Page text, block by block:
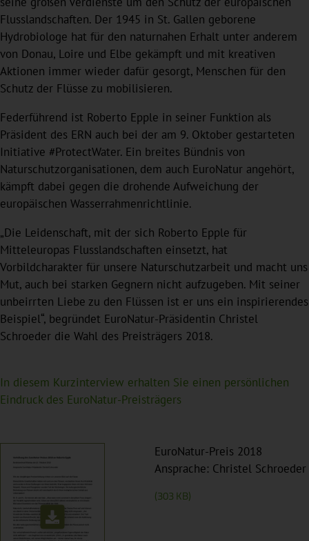
Flusslandschaften. Der 1945 in St. Gallen geborene
Hydrobiologe hat für den naturnahen Erhalt unter anderem
von Donau, Loire und Elbe gekämpft und mit kreativen
Aktionen immer wieder dafür gesorgt, Menschen für den
Schutz der Flüsse zu mobilisieren.
Federführend ist Roberto Epple in seiner Funktion als
Präsident des ERN auch bei der am 9. Oktober gestarteten
Initiative #ProtectWater. Ein breites Bündnis von
Naturschutzorganisationen, dem auch EuroNatur angehört,
kämpft dabei gegen die drohende Aufweichung der
europäischen Wasserrahmenrichtlinie.
„Die Leidenschaft, mit der sich Roberto Epple für
Mitteleuropas Flusslandschaften einsetzt, hat
Vorbildcharakter für unsere Naturschutzarbeit und macht uns
Mut, auch bei starken Gegnern nicht aufzugeben. Mit seiner
unbeirrten Liebe zu den Flüssen ist er uns ein inspirierendes
Beispiel“, begründet EuroNatur-Präsidentin Christel
Schroeder die Wahl des Preisträgers 2018.
In diesem Kurzinterview erhalten Sie einen persönlichen
Eindruck des EuroNatur-Preisträgers
EuroNatur-Preis 2018
Ansprache: Christel Schroeder
(303 KB)